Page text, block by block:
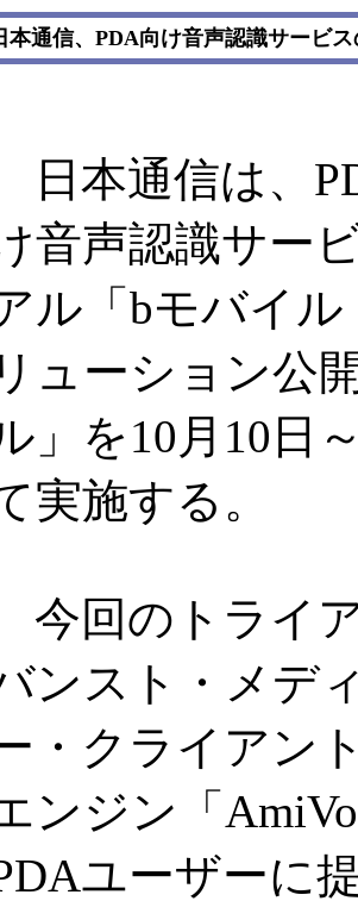
本通信、PDA向け音声認識サービ
日本通信は、
音声認識サー
ル「bモバイ
リューション公
」を10月10日
実施する。
今回のトライ
ンスト・メデ
・クライアン
ンジン「
ユーザーに